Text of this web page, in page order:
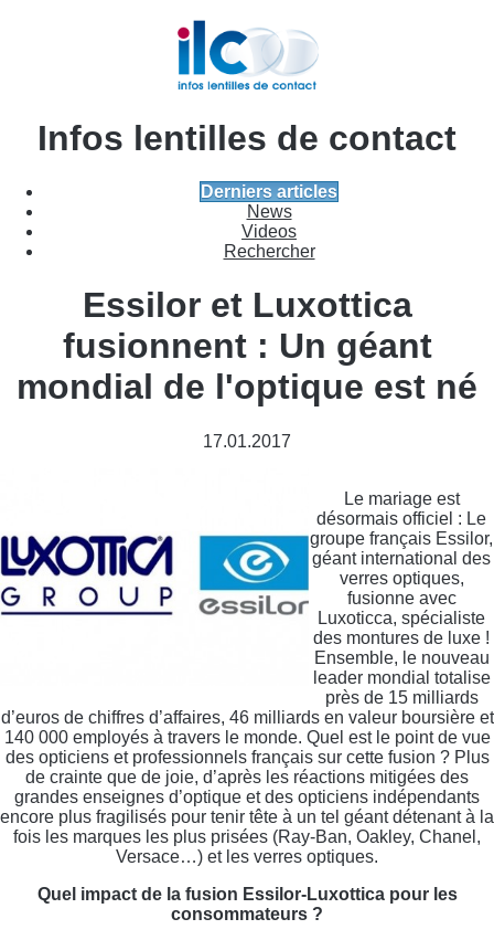
Infos lentilles de contact
Derniers articles
News
Videos
Rechercher
Essilor et Luxottica
fusionnent : Un géant
mondial de l'optique est né
17.01.2017
Le mariage est
désormais officiel : Le
groupe français Essilor,
géant international des
verres optiques,
fusionne avec
Luxoticca, spécialiste
des montures de luxe !
Ensemble, le nouveau
leader mondial totalise
près de 15 milliards
d’euros de chiffres d’affaires, 46 milliards en valeur boursière et
140 000 employés à travers le monde. Quel est le point de vue
des opticiens et professionnels français sur cette fusion ? Plus
de crainte que de joie, d’après les réactions mitigées des
grandes enseignes d’optique et des opticiens indépendants
encore plus fragilisés pour tenir tête à un tel géant détenant à la
fois les marques les plus prisées (Ray-Ban, Oakley, Chanel,
Versace…) et les verres optiques.
Quel impact de la fusion Essilor-Luxottica pour les
consommateurs ?